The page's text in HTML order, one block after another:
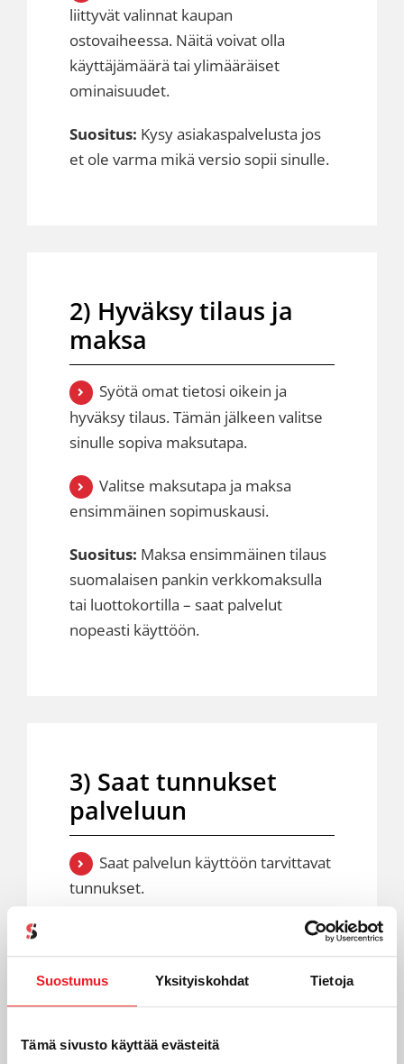
Suostumus Yksityiskohdat Tietoja
Tämä sivusto käyttää evästeitä
liittyvät valinnat kaupan
ostovaiheessa. Näitä voivat olla
käyttäjämäärä tai ylimääräiset
ominaisuudet.
Suositus: Kysy asiakaspalvelusta jos
et ole varma mikä versio sopii sinulle.
2) Hyväksy tilaus ja
maksa
Syötä omat tietosi oikein ja
hyväksy tilaus. Tämän jälkeen valitse
sinulle sopiva maksutapa.
Valitse maksutapa ja maksa
ensimmäinen sopimuskausi.
Suositus: Maksa ensimmäinen tilaus
suomalaisen pankin verkkomaksulla
tai luottokortilla – saat palvelut
nopeasti käyttöön.
3) Saat tunnukset
palveluun
Saat palvelun käyttöön tarvittavat
tunnukset.
tukipalvelun yhteyshenkilön joka
auttaa tarvittaessa.
asiakaspalveluun jos tarvitset apua –